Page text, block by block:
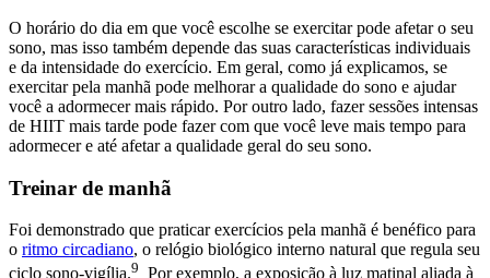
O horário do dia em que você escolhe se exercitar pode afetar o seu
sono, mas isso também depende das suas características individuais
e da intensidade do exercício. Em geral, como já explicamos, se
exercitar pela manhã pode melhorar a qualidade do sono e ajudar
você a adormecer mais rápido. Por outro lado, fazer sessões intensas
de HIIT mais tarde pode fazer com que você leve mais tempo para
adormecer e até afetar a qualidade geral do seu sono.
Treinar de manhã
Foi demonstrado que praticar exercícios pela manhã é benéfico para
o ritmo circadiano, o relógio biológico interno natural que regula seu
ciclo sono-vigília.9 Por exemplo, a exposição à luz matinal aliada à